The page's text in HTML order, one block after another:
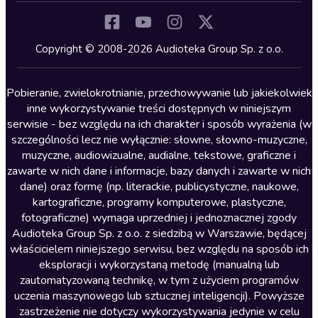
Kryminały
Lektury szkolne
Literatura anglojęzyczna
Literatura faktu
Literatura obyczajowa
Literatura piękna obca
Literatura piękna polska
Nagrania relaksacyjne
Nauka języków
Nauki humanistyczne
Podcasty i audycje
Polityka
Copyright © 2008-2026 Audioteka Group Sp. z o.o.
Pobieranie, zwielokrotnianie, przechowywanie lub jakiekolwiek
inne wykorzystywanie treści dostępnych w niniejszym
serwisie - bez względu na ich charakter i sposób wyrażenia (w
szczególności lecz nie wyłącznie: słowne, słowno-muzyczne,
muzyczne, audiowizualne, audialne, tekstowe, graficzne i
zawarte w nich dane i informacje, bazy danych i zawarte w nich
dane) oraz formę (np. literackie, publicystyczne, naukowe,
kartograficzne, programy komputerowe, plastyczne,
fotograficzne) wymaga uprzedniej i jednoznacznej zgody
Audioteka Group Sp. z o.o. z siedzibą w Warszawie, będącej
właścicielem niniejszego serwisu, bez względu na sposób ich
eksploracji i wykorzystaną metodę (manualną lub
zautomatyzowaną technikę, w tym z użyciem programów
uczenia maszynowego lub sztucznej inteligencji). Powyższe
zastrzeżenie nie dotyczy wykorzystywania jedynie w celu